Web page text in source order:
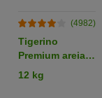
(4982)
Tigerino
Premium areia
com aroma a
talco
12 kg